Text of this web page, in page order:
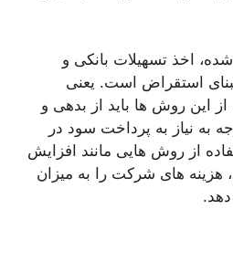
اخذ تسهیلات بانکی و
استقراض است. یعنی
این روش ها باید از بدهی و
به نیاز به پرداخت سود در
از روش هایی مانند افزایش
های شرکت را به میزان